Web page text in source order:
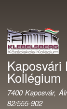
fiók
menüje
Kaposvári
Kollégium
7400 Kaposvár,
82/555-902